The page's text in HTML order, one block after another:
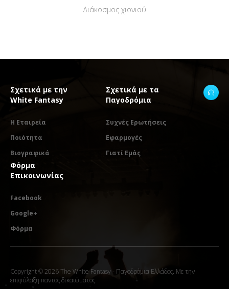
Διάκοσμος χιονιού
Σχετικά με την
White Fantasy
Η Εταιρεία
Ποιότητα
Βιογραφικά
Σχετικά με τα
Παγοδρόμια
Συχνές Ερωτήσεις
Εφαρμογές
Γιατί Εμάς
Φόρμα
Επικοινωνίας
Facebook
Google+
Φόρμα
Copyright © 2026 The White Fantasy - Παγοδρόμια Ελλάδος. Με την
επιφύλαξη παντός δικαιώματος.